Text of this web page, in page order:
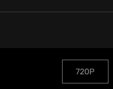
720P